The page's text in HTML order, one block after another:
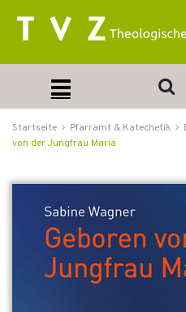
Startseite Pfarramt & Katechetik
von der Jungfrau Maria